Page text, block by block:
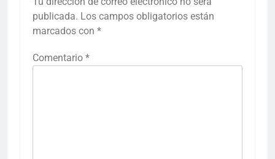
publicada. Los campos obligatorios están
marcados con *
Comentario *